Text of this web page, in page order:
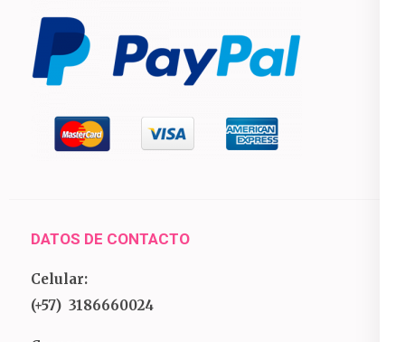
DATOS DE CONTACTO
Celular:
(+57) 3186660024